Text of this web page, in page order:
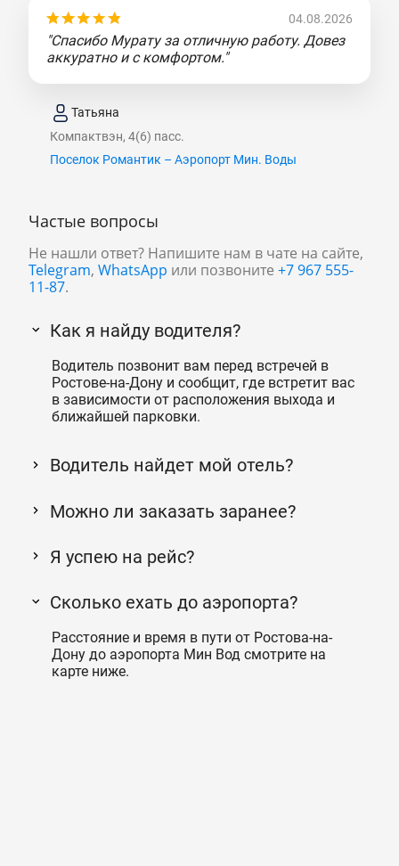
04.08.2026
"Спасибо Мурату за отличную работу. Довез
аккуратно и с комфортом."
Татьяна
Компактвэн, 4(6) пасс.
Поселок Романтик – Аэропорт Мин. Воды
Частые вопросы
Не нашли ответ? Напишите нам в чате на сайте,
Telegram, WhatsApp или позвоните +7 967 555-
11-87.
Как я найду водителя?
Водитель позвонит вам перед встречей в
Ростове-на-Дону и сообщит, где встретит вас
в зависимости от расположения выхода и
ближайшей парковки.
Водитель найдет мой отель?
Можно ли заказать заранее?
Я успею на рейс?
Сколько ехать до аэропорта?
Расстояние и время в пути от Ростова-на-
Дону до аэропорта Мин Вод смотрите на
карте ниже.